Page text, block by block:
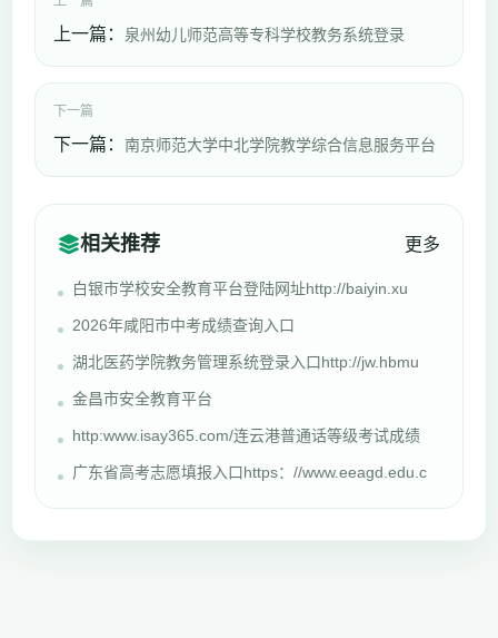
上一篇： 泉州幼儿师范高等专科学校教务系统登录
下一篇
下一篇： 南京师范大学中北学院教学综合信息服务平台
相关推荐 更多
白银市学校安全教育平台登陆网址http://baiyin.xu
2026年咸阳市中考成绩查询入口
湖北医药学院教务管理系统登录入口http://jw.hbmu
金昌市安全教育平台
http:www.isay365.com/连云港普通话等级考试成绩
广东省高考志愿填报入口https：//www.eeagd.edu.c